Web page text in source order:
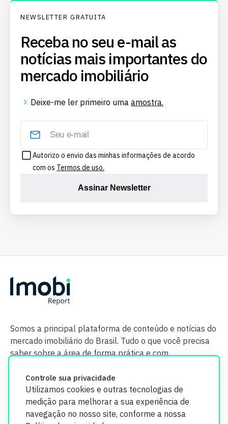
Controle sua privacidade
Utilizamos cookies e outras tecnologias de
medição para melhorar a sua experiência de
navegação no nosso site, conforme a nossa
NEWSLETTER GRATUITA
Receba no seu e-mail as
notícias mais importantes do
mercado imobiliário
Deixe-me ler primeiro uma amostra.
Autorizo o envio das minhas informações de acordo
com os Termos de uso.
Assinar Newsletter
Somos a principal plataforma de conteúdo e notícias do
mercado imobiliário do Brasil. Tudo o que você precisa
saber sobre a área de forma prática e com